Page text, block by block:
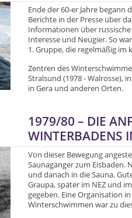
Ende der 60-er Jahre
Berichte in der Presse über
Informationen über
Interesse und Neugier. So
1. Gruppe, die regelmäßig im
Zentren des
Stralsund (1978 - Walrosse),
in Gera und anderen Orten.
1979/80 – DIE
WINTERBADENS
Von dieser Bewegung
Saunagänger zum Eisbaden.
und danach in die Sauna.
Graupa, später im NEZ und
gegeben. Eine Organisation
Winterschwimmen war zu